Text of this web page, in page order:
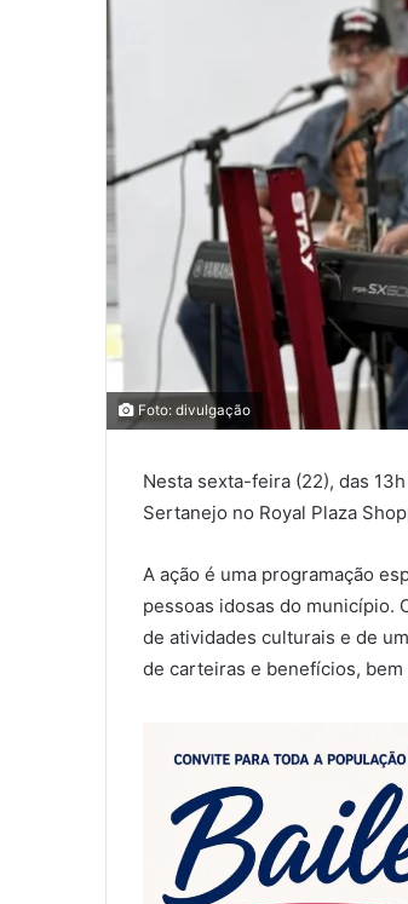
Foto: divulgação
Nesta sexta-feira (22), das
Sertanejo no Royal Plaza
A ação é uma programação
pessoas idosas do município.
de atividades culturais e de
de carteiras e benefícios, bem